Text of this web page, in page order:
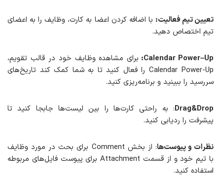
تعیین تیم فعالیت: با اضافه کردن اعضا به کارت، وظایف را به اعضای
تیم اختصاص دهید.
Calendar Power–Up
: برای مشاهده وظایف خود در قالب تقویم،
Calendar Power-Up را فعال کنید تا به شما کمک کند تاریخ‌های
سررسید را ببینید و برنامه‌ریزی کنید.
Drag&Drop: به راحتی کارت‌ها را بین لیست‌ها جابجا کنید تا
پیشرفت را ردیابی کنید.
نظرات و پیوست‌ها
: از بخش Comment برای بحث در مورد وظایف
با تیم خود و از قسمت Attachment برای پیوست فایل‌های مربوطه
استفاده کنید.